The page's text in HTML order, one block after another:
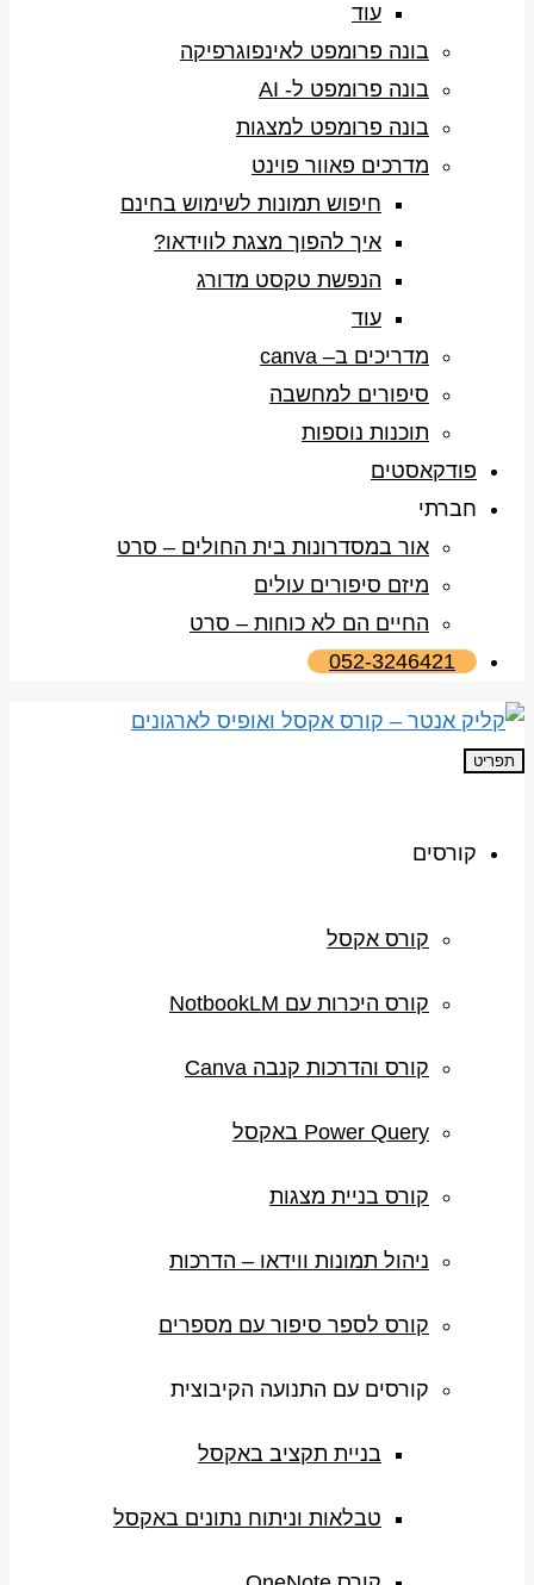
עוד
בונה פרומפט לאינפוגרפיקה
בונה פרומפט ל- AI
בונה פרומפט למצגות
מדרכים פאוור פוינט
חיפוש תמונות לשימוש בחינם
איך להפוך מצגת לווידאו?
הנפשת טקסט מדורג
עוד
מדריכים ב– canva
סיפורים למחשבה
תוכנות נוספות
פודקאסטים
חברתי
אור במסדרונות בית החולים – סרט
מיזם סיפורים עולים
החיים הם לא כוחות – סרט
052-3246421
תפריט
קורסים
קורס אקסל
קורס היכרות עם NotbookLM
קורס והדרכות קנבה Canva
Power Query באקסל
קורס בניית מצגות
ניהול תמונות ווידאו – הדרכות
קורס לספר סיפור עם מספרים
קורסים עם התנועה הקיבוצית
בניית תקציב באקסל
טבלאות וניתוח נתונים באקסל